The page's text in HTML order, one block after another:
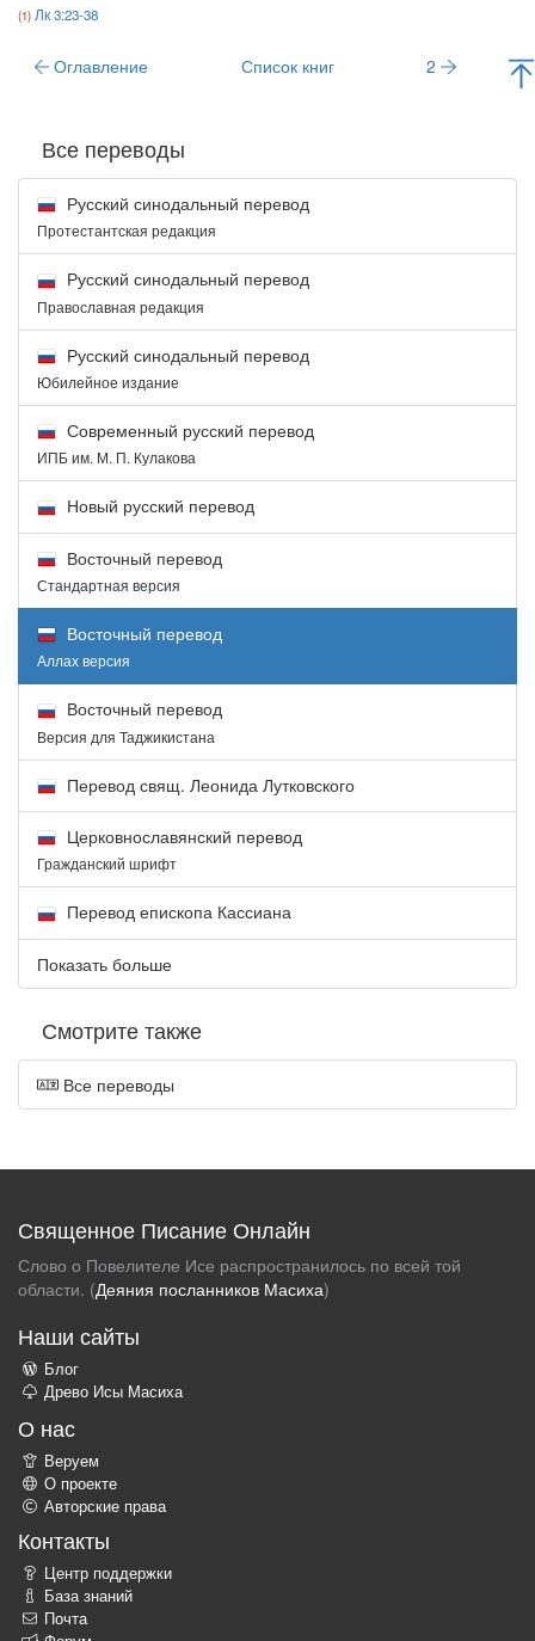
Лк 3:23-38
Оглавление Список книг 2
Все переводы
Русский синодальный перевод
Протестантская редакция
Русский синодальный перевод
Православная редакция
Русский синодальный перевод
Юбилейное издание
Современный русский перевод
ИПБ им. М. П. Кулакова
Новый русский перевод
Восточный перевод
Стандартная версия
Восточный перевод
Аллах версия
Восточный перевод
Версия для Таджикистана
Перевод свящ. Леонида Лутковского
Церковнославянский перевод
Гражданский шрифт
Перевод епископа Кассиана
Показать больше
Смотрите также
Все переводы
Священное Писание Онлайн
Слово о Повелителе Исе распространилось по всей той
области. (Деяния посланников Масиха)
Наши сайты
Блог
Древо Исы Масиха
О нас
Веруем
О проекте
Авторские права
Контакты
Центр поддержки
База знаний
Почта